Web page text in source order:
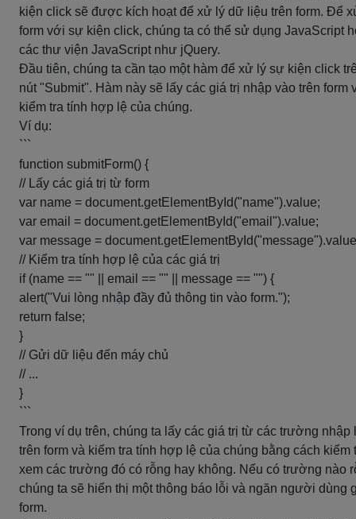
kiện click sẽ được kích hoạt để xử lý dữ liệu trên form. Để
form với sự kiện click, chúng ta có thể sử dụng JavaScript
các thư viện JavaScript như jQuery.
Đầu tiên, chúng ta cần tạo một hàm để xử lý sự kiện click
nút "Submit". Hàm này sẽ lấy các giá trị nhập vào trên form
kiểm tra tính hợp lệ của chúng.
Ví dụ:
```
function submitForm() {
// Lấy các giá trị từ form
var name = document.getElementById("name").value;
var email = document.getElementById("email").value;
var message =
// Kiểm tra tính hợp lệ của các giá trị
if (name == "" || email == "" || message == "") {
alert("Vui lòng nhập đầy đủ thông tin vào form.");
return false;
}
// Gửi dữ liệu đến máy chủ
// ...
}
```
Trong ví dụ trên, chúng ta lấy các giá trị từ các trường nhập
trên form và kiểm tra tính hợp lệ của chúng bằng cách kiểm
xem các trường đó có rỗng hay không. Nếu có trường nào
chúng ta sẽ hiển thị một thông báo lỗi và ngăn người dùng
form.